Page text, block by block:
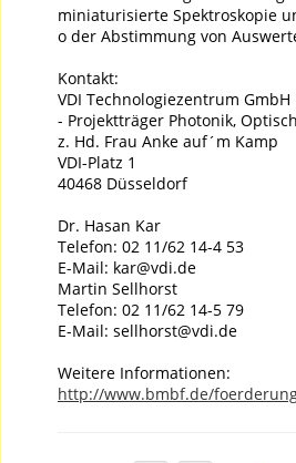
miniaturisierte Spektroskopie
o der Abstimmung von
Kontakt:
VDI Technologiezentrum GmbH
- Projektträger Photonik,
z. Hd. Frau Anke auf´m Kamp
VDI-Platz 1
40468 Düsseldorf
Dr. Hasan Kar
Telefon: 02 11/62 14-4 53
E-Mail: kar@vdi.de
Martin Sellhorst
Telefon: 02 11/62 14-5 79
E-Mail: sellhorst@vdi.de
Weitere Informationen:
http://www.bmbf.de/